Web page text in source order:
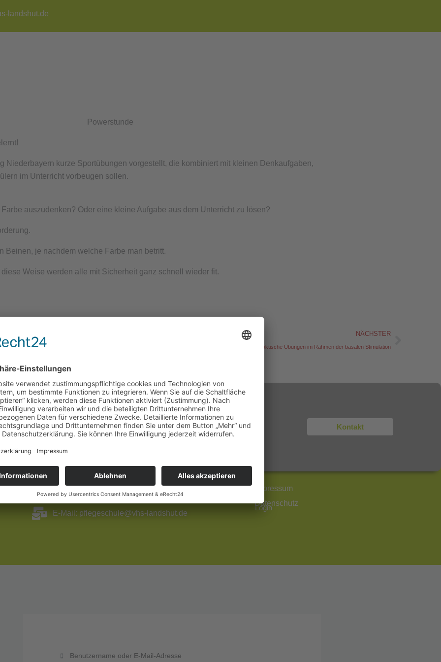
landshut.de
Powerstunde
Niederbayern kurze Sportübungen vorgestellt, die kombiniert mit kleinen Denkaufgaben,
im Unterricht vorbeugen sollen.
auszudenken? Oder eine kleine Aufgabe aus dem Unterricht zu lösen?
Beinen, je nachdem welche Farbe man betritt.
Weise werden alle mit Sicherheit ganz schnell wieder fit.
NÄCHSTER
Praktische Übungen im Rahmen der basalen Stimulation
ist gemäß
die Förderung
dem Recht der
Kontakt
Telefon: 0871 92292-421
E-Mail: pflegeschule@vhs-landshut.de
Impressum
Datenschutz
Login